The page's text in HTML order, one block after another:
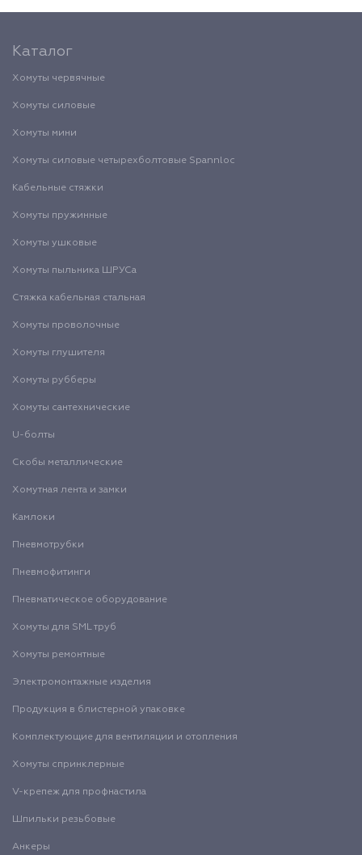
Каталог
Хомуты червячные
Хомуты силовые
Хомуты мини
Хомуты силовые четырехболтовые Spannloc
Кабельные стяжки
Хомуты пружинные
Хомуты ушковые
Хомуты пыльника ШРУСа
Стяжка кабельная стальная
Хомуты проволочные
Хомуты глушителя
Хомуты рубберы
Хомуты сантехнические
U-болты
Скобы металлические
Хомутная лента и замки
Камлоки
Пневмотрубки
Пневмофитинги
Пневматическое оборудование
Хомуты для SML труб
Хомуты ремонтные
Электромонтажные изделия
Продукция в блистерной упаковке
Комплектующие для вентиляции и отопления
Хомуты спринклерные
V-крепеж для профнастила
Шпильки резьбовые
Анкеры